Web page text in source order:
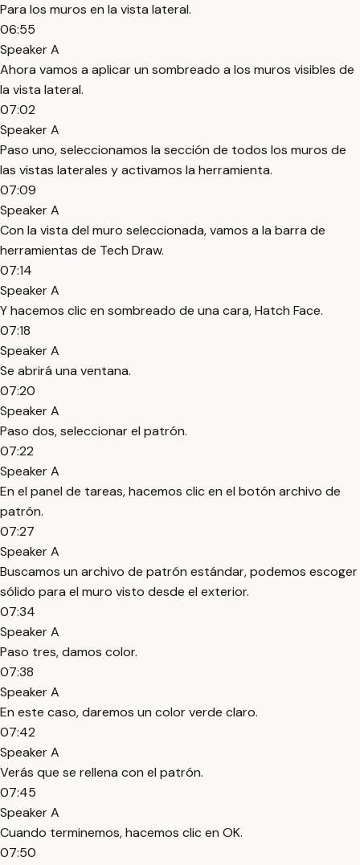
Para los muros en la vista lateral.
06:55
Speaker A
Ahora vamos a aplicar un sombreado a los muros visibles de
la vista lateral.
07:02
Speaker A
Paso uno, seleccionamos la sección de todos los muros de
las vistas laterales y activamos la herramienta.
07:09
Speaker A
Con la vista del muro seleccionada, vamos a la barra de
herramientas de Tech Draw.
07:14
Speaker A
Y hacemos clic en sombreado de una cara, Hatch Face.
07:18
Speaker A
Se abrirá una ventana.
07:20
Speaker A
Paso dos, seleccionar el patrón.
07:22
Speaker A
En el panel de tareas, hacemos clic en el botón archivo de
patrón.
07:27
Speaker A
Buscamos un archivo de patrón estándar, podemos escoger
sólido para el muro visto desde el exterior.
07:34
Speaker A
Paso tres, damos color.
07:38
Speaker A
En este caso, daremos un color verde claro.
07:42
Speaker A
Verás que se rellena con el patrón.
07:45
Speaker A
Cuando terminemos, hacemos clic en OK.
07:50